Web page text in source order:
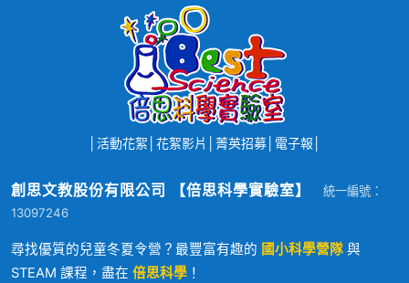
活動花絮 花絮影片 菁英招募│ 電子報
創思文教股份有限公司 【倍思科學實驗室】
統一編號：
13097246
尋找優質的兒童冬夏令營？最豐富有趣的 國小科學營隊 與
STEAM 課程，盡在 倍思科學 ！